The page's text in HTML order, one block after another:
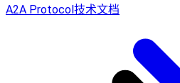
A2A Protocol技术文档